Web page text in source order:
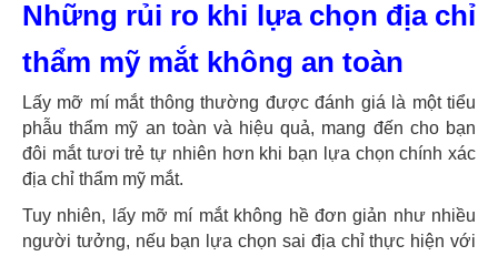
Những rủi ro khi lựa chọn địa chỉ
thẩm mỹ mắt không an toàn
Lấy mỡ mí mắt thông thường được đánh giá là một tiểu
phẫu thẩm mỹ an toàn và hiệu quả, mang đến cho bạn
đôi mắt tươi trẻ tự nhiên hơn khi bạn lựa chọn chính xác
địa chỉ thẩm mỹ mắt.
Tuy nhiên, lấy mỡ mí mắt không hề đơn giản như nhiều
người tưởng, nếu bạn lựa chọn sai địa chỉ thực hiện với